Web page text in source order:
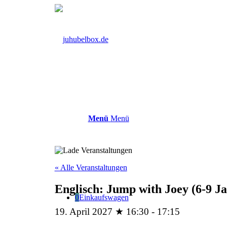
Menü Menü
0Einkaufswagen
« Alle Veranstaltungen
Englisch: Jump with Joey (6-9
19. April 2027 ★ 16:30 - 17:15